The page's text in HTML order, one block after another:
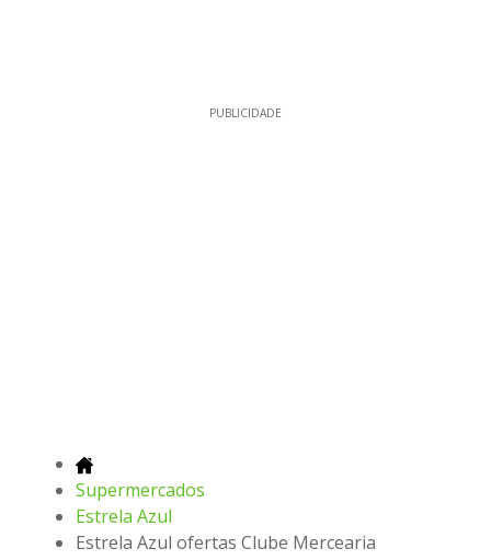
PUBLICIDADE
Supermercados
Estrela Azul
Estrela Azul ofertas Clube Mercearia